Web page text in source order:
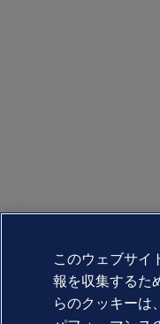
このウェブサイ
報を収集するた
らのクッキーは